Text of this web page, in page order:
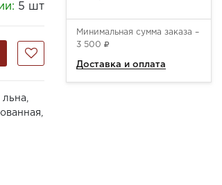
5 шт
Минимальная сумма заказа –
3 500
Доставка и оплата